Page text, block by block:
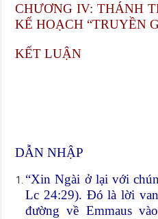
CHƯƠNG IV: THÁNH
KẾ HOẠCH “TRUYỀN
KẾT LUẬN
DẪN NHẬP
“Xin Ngài ở lại với
Lc 24:29). Đó là lời
đường về Emmaus